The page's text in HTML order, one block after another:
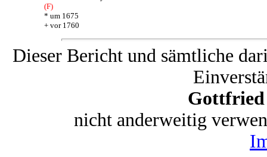
(F)
* um 1675
+ vor 1760
Dieser Bericht und sämtliche
Gottfried
nicht anderweitig